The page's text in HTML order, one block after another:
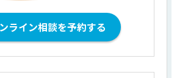
ライン相談を予約する